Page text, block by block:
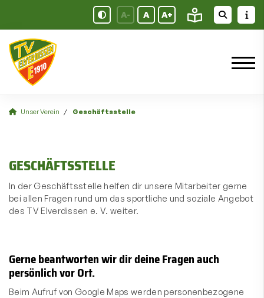
A- A A+
Unser Verein Geschäftsstelle
GESCHÄFTSSTELLE
In der Geschäftsstelle helfen dir unsere Mitarbeiter gerne
bei allen Fragen rund um das sportliche und soziale Angebot
des TV Elverdissen e. V. weiter.
Gerne beantworten wir dir deine Fragen auch
persönlich vor Ort.
Beim Aufruf von Google Maps werden personenbezogene